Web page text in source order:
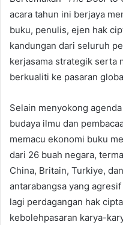
acara tahun ini berjaya
buku, penulis, ejen hak
kandungan dari seluruh
kerjasama strategik serta
berkualiti ke pasaran
Selain menyokong
budaya ilmu dan
memacu ekonomi buku
dari 26 buah negara,
China, Britain, Turkiye,
antarabangsa yang
lagi perdagangan hak
kebolehpasaran karya-